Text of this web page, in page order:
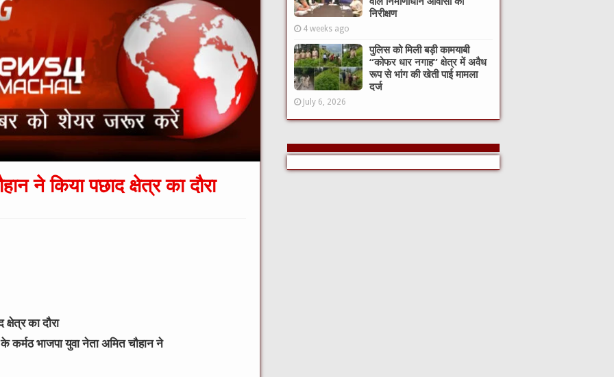
ने किया पछाद क्षेत्र का दौरा
का दौरा
कर्मठ भाजपा युवा नेता अमित चौहान ने
निरीक्षण
4 weeks ago
पुलिस को मिली बड़ी कामयाबी
“कोफर धार नगाह” क्षेत्र में अवैध
रूप से भांग की खेती पाई मामला
दर्ज
July 6, 2026